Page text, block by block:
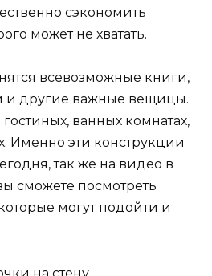
сэкономить
может не хватать.
всевозможные книги,
и другие важные вещицы.
ванных комнатах,
Именно эти конструкции
так же на видео в
сможете посмотреть
могут подойти и
на стену